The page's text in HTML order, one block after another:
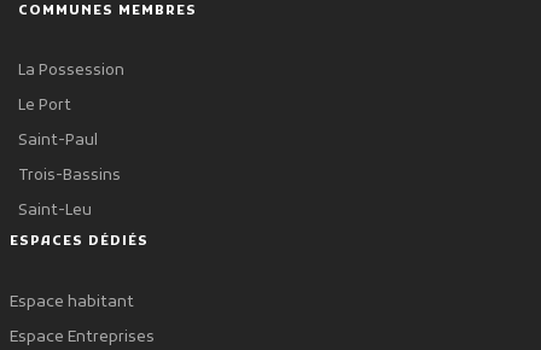
COMMUNES MEMBRES
La Possession
Le Port
Saint-Paul
Trois-Bassins
Saint-Leu
ESPACES DÉDIÉS
Espace habitant
Espace Entreprises